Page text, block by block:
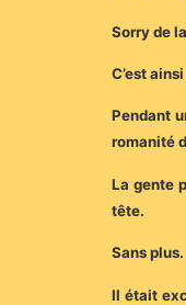
Sorry de
C’est
Pendant
romanité
La gente
tête.
Sans plus.
Il était